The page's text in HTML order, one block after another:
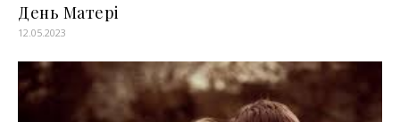
День Матері
12.05.2023